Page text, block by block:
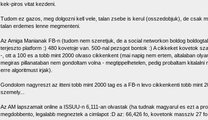
kek-piros vitat kezdeni.
Tudom ez gazos, meg dolgozni kell vele, talan zsebe is kerul (osszedobjuk), de csak
talan erdemes lenne megmenteni.
Az Amiga Manianak FB-n (tudom nem szeretjuk, de a social networkon boldog
terjeszto platform :) 480 kovetoje van. 500-nal pezsgot bontok :) A cikkeket kovetok
-, ott a 100 es a tobb mint 2000 olvaso cikkenkent (mai napig nem ertem, altalaban
megiras pillanataban nem gondoltam volna - megtippelhetelen, pedig probaltam
erre algoritmust irjak).
Gondolom nagyreszt az itteni tobb mint 2000 tag es a FB-n levo cikkenkenti tobb mint
szemely...
Az AM lapszamait online a ISSUU-n 6,111-an olvastak (ha tudnak magyarul es ezt a
megdobbento, legalabb megneztek a cimlapot :D az: 66,426 fo, kovetonk massziv 27